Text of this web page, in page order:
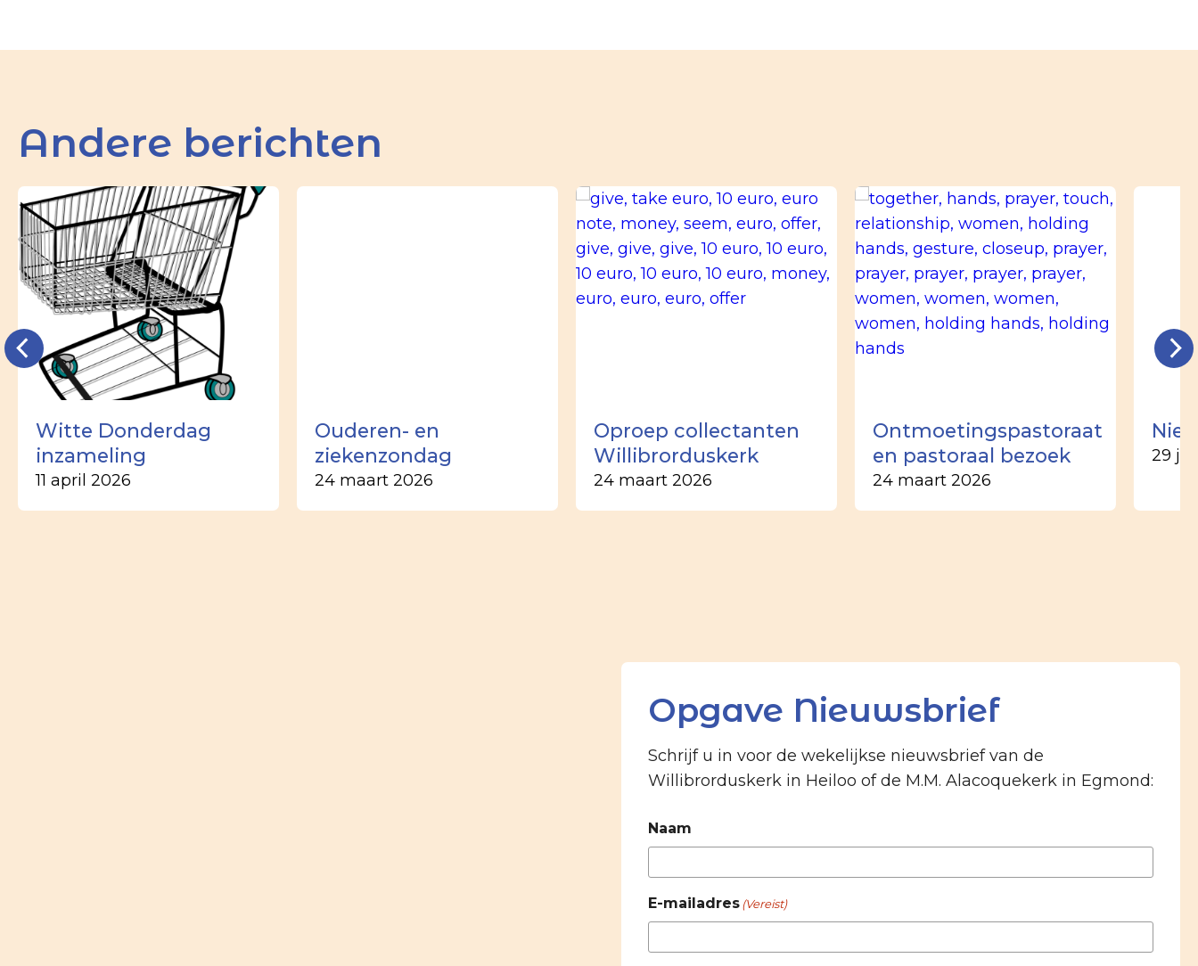
Andere berichten
Witte Donderdag
inzameling
11 april 2026
Ouderen- en
ziekenzondag
24 maart 2026
Oproep collectanten
Willibrorduskerk
24 maart 2026
Ontmoetingspastoraat
en pastoraal bezoek
24 maart 2026
29
Opgave Nieuwsbrief
Schrijf u in voor de wekelijkse nieuwsbrief van de
Willibrorduskerk in Heiloo of de M.M. Alacoquekerk in Egmond:
Naam
E-mailadres(Vereist)